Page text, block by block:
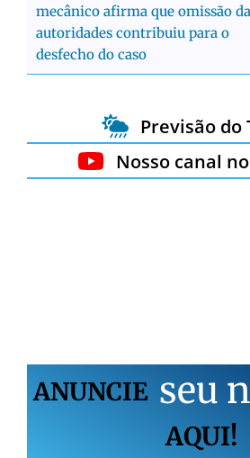
mecânico afirma que omissão
autoridades contribuiu para o
desfecho do caso
Previsão do
Nosso canal
ANUNCIE seu n
AQUI!